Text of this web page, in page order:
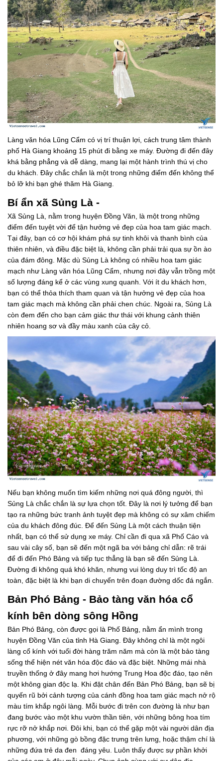
Làng văn hóa Lũng Cẩm có vị trí thuận lợi, cách trung tâm thành
phố Hà Giang khoảng 15 phút đi bằng xe máy. Đường đi đến đây
khá bằng phẳng và dễ dàng, mang lại một hành trình thú vị cho
du khách. Đây chắc chắn là một trong những điểm đến không thể
bỏ lỡ khi bạn ghé thăm Hà Giang.
Bí ẩn xã Sủng Là -
Xã Sủng Là, nằm trong huyện Đồng Văn, là một trong những
điểm đến tuyệt vời để tận hưởng vẻ đẹp của hoa tam giác mạch.
Tại đây, bạn có cơ hội khám phá sự tinh khôi và thanh bình của
thiên nhiên, và điều đặc biệt là, không cần phải trải qua sự ồn ào
của đám đông. Mặc dù Sủng Là không có nhiều hoa tam giác
mạch như Làng văn hóa Lũng Cẩm, nhưng nơi đây vẫn trồng một
số lượng đáng kể ở các vùng xung quanh. Với ít du khách hơn,
bạn có thể thỏa thích tham quan và tận hưởng vẻ đẹp của hoa
tam giác mạch mà không cần phải chen chúc. Ngoài ra, Sủng Là
còn đem đến cho bạn cảm giác thư thái với khung cảnh thiên
nhiên hoang sơ và đầy màu xanh của cây cỏ.
Nếu bạn không muốn tìm kiếm những nơi quá đông người, thì
Sủng Là chắc chắn là sự lựa chọn tốt. Đây là nơi lý tưởng để bạn
tạo ra những bức tranh ảnh tuyệt đẹp mà không có sự xâm chiếm
của du khách đông đúc. Để đến Sủng Là một cách thuận tiện
nhất, bạn có thể sử dụng xe máy. Chỉ cần đi qua xã Phố Cáo và
sau vài cây số, bạn sẽ đến một ngã ba với bảng chỉ dẫn: rẽ trái
để đi đến Phó Bảng và tiếp tục thẳng là bạn sẽ đến Sủng Là.
Đường đi không quá khó khăn, nhưng vui lòng duy trì tốc độ an
toàn, đặc biệt là khi bạn di chuyển trên đoạn đường dốc đá ngắn.
Bản Phó Bảng - Bảo tàng văn hóa cổ
kính bên dòng sông Hồng
Bản Phó Bảng, còn được gọi là Phố Bảng, nằm ẩn mình trong
huyện Đồng Văn của tỉnh Hà Giang. Đây không chỉ là một ngôi
làng cổ kính với tuổi đời hàng trăm năm mà còn là một bảo tàng
sống thể hiện nét văn hóa độc đáo và đặc biệt. Những mái nhà
truyền thống ở đây mang hơi hướng Trung Hoa độc đáo, tạo nên
một không gian độc lạ. Khi đặt chân đến Bản Phó Bảng, bạn sẽ bị
quyến rũ bởi cảnh tượng của cánh đồng hoa tam giác mạch nở rộ
màu tím khắp ngôi làng. Mỗi bước đi trên con đường là như bạn
đang bước vào một khu vườn thần tiên, với những bông hoa tím
rực rỡ nở khắp nơi. Đôi khi, bạn có thể gặp một vài người dân địa
phương, với những gò bồng đặc trưng trên lưng, hoặc thậm chí là
những đứa trẻ da đen đáng yêu. Luôn thấy được sự phần khởi